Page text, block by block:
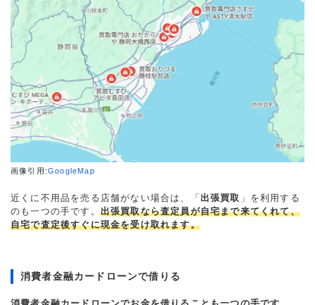
画像引用:GoogleMap
近くに不用品を売る店舗がない場合は、「 出張買取 」を利用する
のも一つの手です。 出張買取なら査定員が自宅まで来てくれて、
自宅で査定後すぐに現金を受け取れます。
消費者金融カードローンで借りる